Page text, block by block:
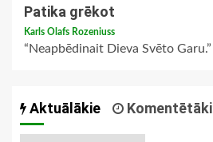
Patika grēkot
Karls Olafs Rozeniuss
“Neapbēdinait Dieva Svēto
Aktuālākie